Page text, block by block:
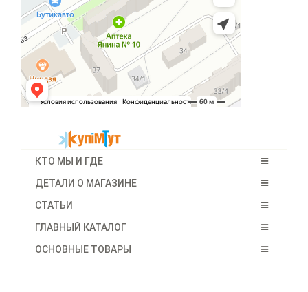
КТО МЫ И ГДЕ
ДЕТАЛИ О МАГАЗИНЕ
СТАТЬИ
ГЛАВНЫЙ КАТАЛОГ
ОСНОВНЫЕ ТОВАРЫ